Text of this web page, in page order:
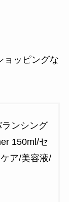
ョッピングな
ランシング
150ml/セ
ア/美容液/